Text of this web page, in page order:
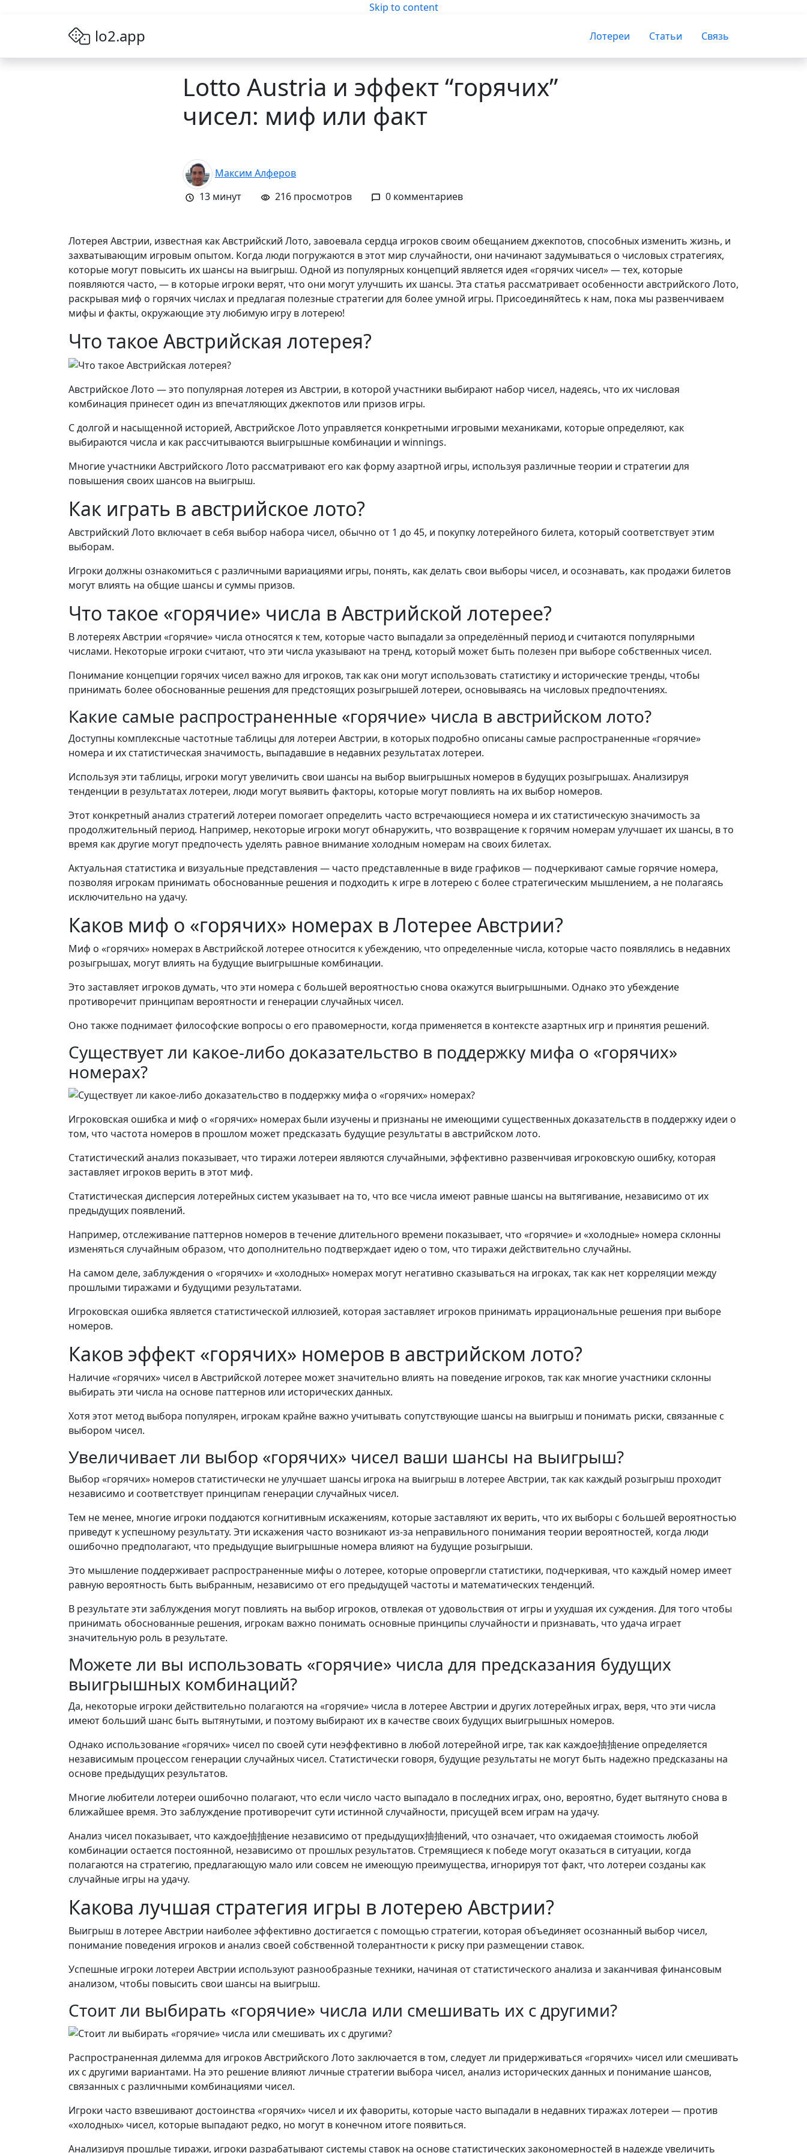
Skip to content
lo2.app Лотереи Статьи Связь
Lotto Austria и эффект “горячих”
чисел: миф или факт
Максим Алферов
13 минут 216 просмотров 0 комментариев
Лотерея Австрии, известная как Австрийский Лото, завоевала сердца игроков своим обещанием джекпотов, способных изменить жизнь, и
захватывающим игровым опытом. Когда люди погружаются в этот мир случайности, они начинают задумываться о числовых стратегиях,
которые могут повысить их шансы на выигрыш. Одной из популярных концепций является идея «горячих чисел» — тех, которые
появляются часто, — в которые игроки верят, что они могут улучшить их шансы. Эта статья рассматривает особенности австрийского Лото,
раскрывая миф о горячих числах и предлагая полезные стратегии для более умной игры. Присоединяйтесь к нам, пока мы развенчиваем
мифы и факты, окружающие эту любимую игру в лотерею!
Что такое Австрийская лотерея?
Австрийское Лото — это популярная лотерея из Австрии, в которой участники выбирают набор чисел, надеясь, что их числовая
комбинация принесет один из впечатляющих джекпотов или призов игры.
С долгой и насыщенной историей, Австрийское Лото управляется конкретными игровыми механиками, которые определяют, как
выбираются числа и как рассчитываются выигрышные комбинации и winnings.
Многие участники Австрийского Лото рассматривают его как форму азартной игры, используя различные теории и стратегии для
повышения своих шансов на выигрыш.
Как играть в австрийское лото?
Австрийский Лото включает в себя выбор набора чисел, обычно от 1 до 45, и покупку лотерейного билета, который соответствует этим
выборам.
Игроки должны ознакомиться с различными вариациями игры, понять, как делать свои выборы чисел, и осознавать, как продажи билетов
могут влиять на общие шансы и суммы призов.
Что такое «горячие» числа в Австрийской лотерее?
В лотереях Австрии «горячие» числа относятся к тем, которые часто выпадали за определённый период и считаются популярными
числами. Некоторые игроки считают, что эти числа указывают на тренд, который может быть полезен при выборе собственных чисел.
Понимание концепции горячих чисел важно для игроков, так как они могут использовать статистику и исторические тренды, чтобы
принимать более обоснованные решения для предстоящих розыгрышей лотереи, основываясь на числовых предпочтениях.
Какие самые распространенные «горячие» числа в австрийском лото?
Доступны комплексные частотные таблицы для лотереи Австрии, в которых подробно описаны самые распространенные «горячие»
номера и их статистическая значимость, выпадавшие в недавних результатах лотереи.
Используя эти таблицы, игроки могут увеличить свои шансы на выбор выигрышных номеров в будущих розыгрышах. Анализируя
тенденции в результатах лотереи, люди могут выявить факторы, которые могут повлиять на их выбор номеров.
Этот конкретный анализ стратегий лотереи помогает определить часто встречающиеся номера и их статистическую значимость за
продолжительный период. Например, некоторые игроки могут обнаружить, что возвращение к горячим номерам улучшает их шансы, в то
время как другие могут предпочесть уделять равное внимание холодным номерам на своих билетах.
Актуальная статистика и визуальные представления — часто представленные в виде графиков — подчеркивают самые горячие номера,
позволяя игрокам принимать обоснованные решения и подходить к игре в лотерею с более стратегическим мышлением, а не полагаясь
исключительно на удачу.
Каков миф о «горячих» номерах в Лотерее Австрии?
Миф о «горячих» номерах в Австрийской лотерее относится к убеждению, что определенные числа, которые часто появлялись в недавних
розыгрышах, могут влиять на будущие выигрышные комбинации.
Это заставляет игроков думать, что эти номера с большей вероятностью снова окажутся выигрышными. Однако это убеждение
противоречит принципам вероятности и генерации случайных чисел.
Оно также поднимает философские вопросы о его правомерности, когда применяется в контексте азартных игр и принятия решений.
Существует ли какое-либо доказательство в поддержку мифа о «горячих»
номерах?
Игроковская ошибка и миф о «горячих» номерах были изучены и признаны не имеющими существенных доказательств в поддержку идеи о
том, что частота номеров в прошлом может предсказать будущие результаты в австрийском лото.
Статистический анализ показывает, что тиражи лотереи являются случайными, эффективно развенчивая игроковскую ошибку, которая
заставляет игроков верить в этот миф.
Статистическая дисперсия лотерейных систем указывает на то, что все числа имеют равные шансы на вытягивание, независимо от их
предыдущих появлений.
Например, отслеживание паттернов номеров в течение длительного времени показывает, что «горячие» и «холодные» номера склонны
изменяться случайным образом, что дополнительно подтверждает идею о том, что тиражи действительно случайны.
На самом деле, заблуждения о «горячих» и «холодных» номерах могут негативно сказываться на игроках, так как нет корреляции между
прошлыми тиражами и будущими результатами.
Игроковская ошибка является статистической иллюзией, которая заставляет игроков принимать иррациональные решения при выборе
номеров.
Каков эффект «горячих» номеров в австрийском лото?
Наличие «горячих» чисел в Австрийской лотерее может значительно влиять на поведение игроков, так как многие участники склонны
выбирать эти числа на основе паттернов или исторических данных.
Хотя этот метод выбора популярен, игрокам крайне важно учитывать сопутствующие шансы на выигрыш и понимать риски, связанные с
выбором чисел.
Увеличивает ли выбор «горячих» чисел ваши шансы на выигрыш?
Выбор «горячих» номеров статистически не улучшает шансы игрока на выигрыш в лотерее Австрии, так как каждый розыгрыш проходит
независимо и соответствует принципам генерации случайных чисел.
Тем не менее, многие игроки поддаются когнитивным искажениям, которые заставляют их верить, что их выборы с большей вероятностью
приведут к успешному результату. Эти искажения часто возникают из-за неправильного понимания теории вероятностей, когда люди
ошибочно предполагают, что предыдущие выигрышные номера влияют на будущие розыгрыши.
Это мышление поддерживает распространенные мифы о лотерее, которые опровергли статистики, подчеркивая, что каждый номер имеет
равную вероятность быть выбранным, независимо от его предыдущей частоты и математических тенденций.
В результате эти заблуждения могут повлиять на выбор игроков, отвлекая от удовольствия от игры и ухудшая их суждения. Для того чтобы
принимать обоснованные решения, игрокам важно понимать основные принципы случайности и признавать, что удача играет
значительную роль в результате.
Можете ли вы использовать «горячие» числа для предсказания будущих
выигрышных комбинаций?
Да, некоторые игроки действительно полагаются на «горячие» числа в лотерее Австрии и других лотерейных играх, веря, что эти числа
имеют больший шанс быть вытянутыми, и поэтому выбирают их в качестве своих будущих выигрышных номеров.
Однако использование «горячих» чисел по своей сути неэффективно в любой лотерейной игре, так как каждое抽抽ение определяется
независимым процессом генерации случайных чисел. Статистически говоря, будущие результаты не могут быть надежно предсказаны на
основе предыдущих результатов.
Многие любители лотереи ошибочно полагают, что если число часто выпадало в последних играх, оно, вероятно, будет вытянуто снова в
ближайшее время. Это заблуждение противоречит сути истинной случайности, присущей всем играм на удачу.
Анализ чисел показывает, что каждое抽抽ение независимо от предыдущих抽抽ений, что означает, что ожидаемая стоимость любой
комбинации остается постоянной, независимо от прошлых результатов. Стремящиеся к победе могут оказаться в ситуации, когда
полагаются на стратегию, предлагающую мало или совсем не имеющую преимущества, игнорируя тот факт, что лотереи созданы как
случайные игры на удачу.
Какова лучшая стратегия игры в лотерею Австрии?
Выигрыш в лотерее Австрии наиболее эффективно достигается с помощью стратегии, которая объединяет осознанный выбор чисел,
понимание поведения игроков и анализ своей собственной толерантности к риску при размещении ставок.
Успешные игроки лотереи Австрии используют разнообразные техники, начиная от статистического анализа и заканчивая финансовым
анализом, чтобы повысить свои шансы на выигрыш.
Стоит ли выбирать «горячие» числа или смешивать их с другими?
Распространенная дилемма для игроков Австрийского Лото заключается в том, следует ли придерживаться «горячих» чисел или смешивать
их с другими вариантами. На это решение влияют личные стратегии выбора чисел, анализ исторических данных и понимание шансов,
связанных с различными комбинациями чисел.
Игроки часто взвешивают достоинства «горячих» чисел и их фавориты, которые часто выпадали в недавних тиражах лотереи — против
«холодных» чисел, которые выпадают редко, но могут в конечном итоге появиться.
Анализируя прошлые тиражи, игроки разрабатывают системы ставок на основе статистических закономерностей в надежде увеличить